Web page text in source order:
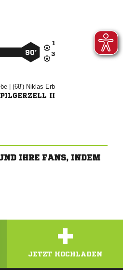


90’
| (68')  
II
IHRE FANS, INDEM
+
JETZT HOCHLADEN